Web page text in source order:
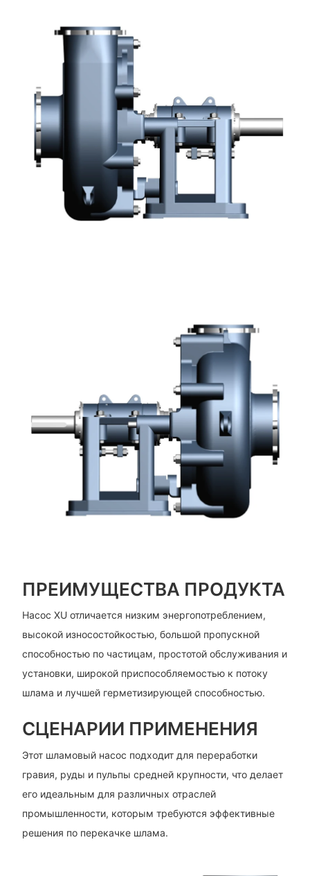
ПРЕИМУЩЕСТВА ПРОДУКТА
Насос XU отличается низким энергопотреблением,
высокой износостойкостью, большой пропускной
способностью по частицам, простотой обслуживания и
установки, широкой приспособляемостью к потоку
шлама и лучшей герметизирующей способностью.
СЦЕНАРИИ ПРИМЕНЕНИЯ
Этот шламовый насос подходит для переработки
гравия, руды и пульпы средней крупности, что делает
его идеальным для различных отраслей
промышленности, которым требуются эффективные
решения по перекачке шлама.